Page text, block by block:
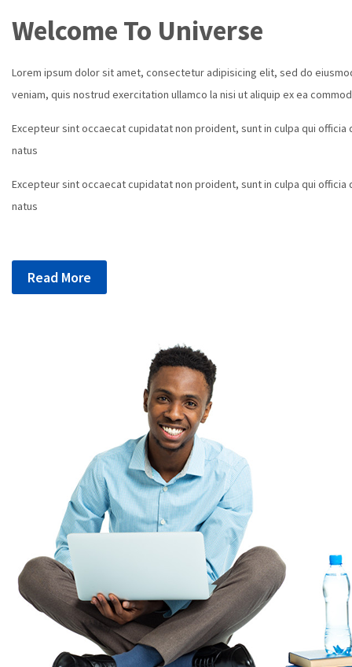
Welcome To Universe
Lorem ipsum dolor sit amet, consectetur adipisicing elit, sed do
veniam, quis nostrud exercitation ullamco la nisi ut aliquip ex ea
Excepteur sint occaecat cupidatat non proident, sunt in culpa qui
natus
Excepteur sint occaecat cupidatat non proident, sunt in culpa qui
natus
Read More